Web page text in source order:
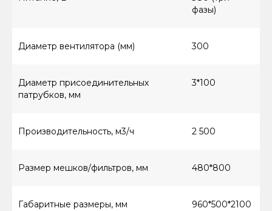
фазы)
Диаметр вентилятора (мм) 300
Диаметр присоединительных
патрубков, мм
3*100
Производительность, м3/ч 2 500
Размер мешков/фильтров, мм 480*800
Габаритные размеры, мм 960*500*2100